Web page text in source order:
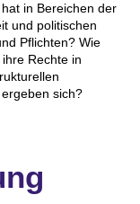
in Bereichen der
und politischen
Pflichten? Wie
Rechte in
sich?